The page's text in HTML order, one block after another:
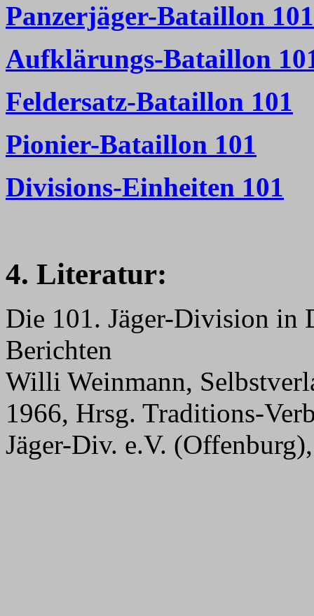
Panzerjäger-Bataillon 101
Aufklärungs-Bataillon
Feldersatz-Bataillon 101
Pionier-Bataillon 101
Divisions-Einheiten 101
4. Literatur:
Die 101. Jäger-Division in
Berichten
Willi Weinmann,
1966, Hrsg. Traditions-
Jäger-Div. e.V. (Offenburg),